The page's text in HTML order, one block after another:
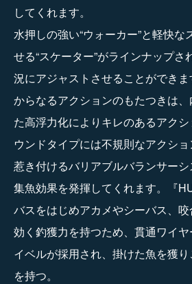
してくれます。
水押しの強い“ウォーカー”と軽快な
せる“スケーター”がラインナップさ
況にアジャストさせることができ
からなるアクションのもたつきは
た高浮力化によりキレのあるアク
ウンドタイプには不規則なアクシ
惹き付けるバリアブルバランサー
集魚効果を発揮してくれます。『
バスをはじめアカメやシーバス、
効く釣獲力を持つため、貫通ワイ
イベルが採用され、掛けた魚を獲
を持つ。